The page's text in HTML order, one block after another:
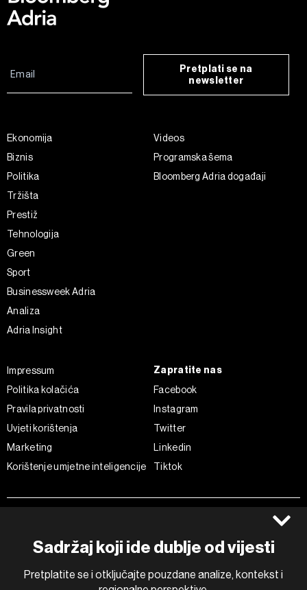
Sadržaj koji ide dublje od vijesti
Pretplatite se i otključajte pouzdane analize, kontekst i
Pretplati se na
newsletter
Ekonomija
Biznis
Politika
Tržišta
Prestiž
Tehnologija
Green
Sport
Businessweek Adria
Analiza
Adria Insight
Videos
Programska šema
Bloomberg Adria događaji
Impressum
Politika kolačića
Pravila privatnosti
Uvjeti korištenja
Marketing
Korištenje umjetne inteligencije
Zapratite nas
Facebook
Instagram
Twitter
Linkedin
Tiktok
©2022 - 2026 Bloomberg L.P. All Rights Reserved. BLOOMBERG and
the BLOOMBERG logo are registered trademarks and service marks of
Bloomberg Adria is a Mtel Swiss SA Property
News CMS by Cubes